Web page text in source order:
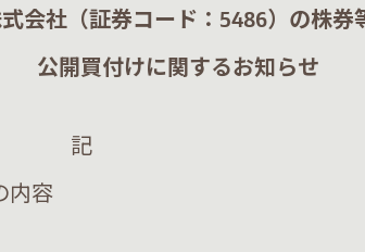
会社（証券コード： 5486）の株券
公開買付けに関するお知らせ
内容